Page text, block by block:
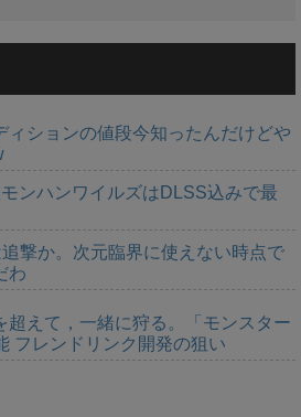
ィションの値段今知ったんだけどや
ンハンワイルズはDLSS込みで最
撃か。次元臨界に使えない時点で
わ
超えて，一緒に狩る。「モンスター
フレンドリンク開発の狙い